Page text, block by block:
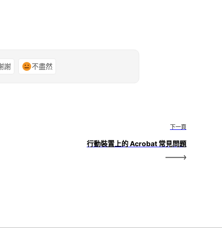
謝 不盡然
下一頁
行動裝置上的 Acrobat 常見問題